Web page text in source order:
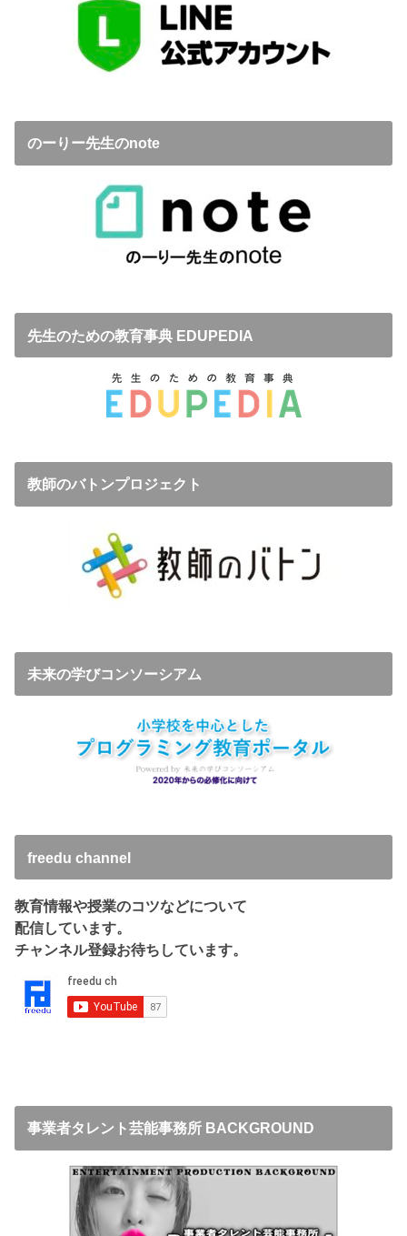
のーりー先生のnote
先生のための教育事典 EDUPEDIA
教師のバトンプロジェクト
未来の学びコンソーシアム
freedu channel
教育情報や授業のコツなどについて
配信しています。
チャンネル登録お待ちしています。
事業者タレント芸能事務所 BACKGROUND